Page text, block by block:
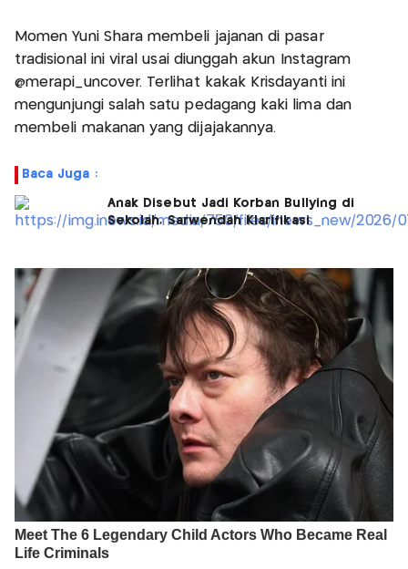
Momen Yuni Shara membeli jajanan di pasar
tradisional ini viral usai diunggah akun Instagram
@merapi_uncover. Terlihat kakak Krisdayanti ini
mengunjungi salah satu pedagang kaki lima dan
membeli makanan yang dijajakannya.
Baca Juga :
Anak Disebut Jadi Korban Bullying di
Sekolah, Sarwendah Klarifikasi